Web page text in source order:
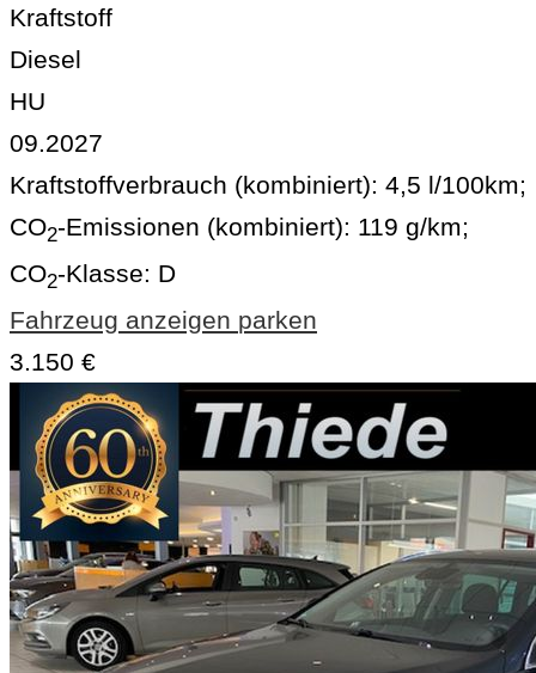
Kraftstoff
Diesel
HU
09.2027
Kraftstoffverbrauch (kombiniert): 4,5 l/100km;
CO2-Emissionen (kombiniert): 119 g/km;
CO2-Klasse: D
Fahrzeug anzeigen parken
3.150 €